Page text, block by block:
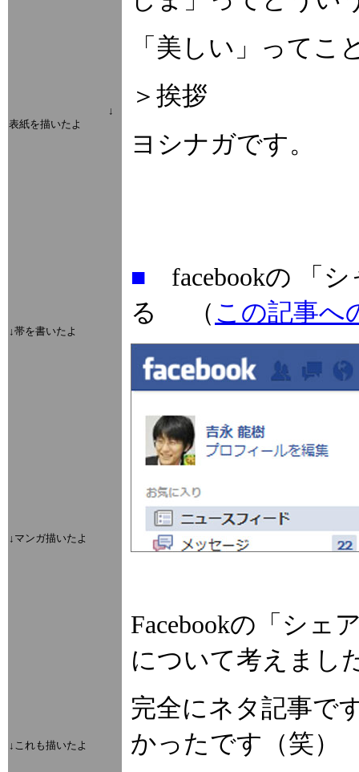
↓
表紙を描いたよ
↓帯を書いたよ
↓マンガ描いたよ
↓これも描いたよ
「美しい」ってこ
＞挨拶
ヨシナガです。
■ facebookの 「
る （ この記事へ
Facebookの「シェ
について考えまし
完全にネタ記事で
かったです（笑）